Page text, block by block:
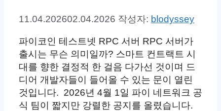
11.04.202602.04.2026 작성자: blodyssey
파이코인 테스트넷 RPC 서버 RPC 서버가
출시는 무슨 의미일까? 스마트 컨트랙트 시
대를 향한 결정적 한 걸음 다가선 것이며 드
디어 개발자들이 들어올 수 있는 문이 열린
것입니다. 2026년 4월 1일 파이 네트워크 공
식 팀이 짧지만 강렬한 공지를 올렸습니다.